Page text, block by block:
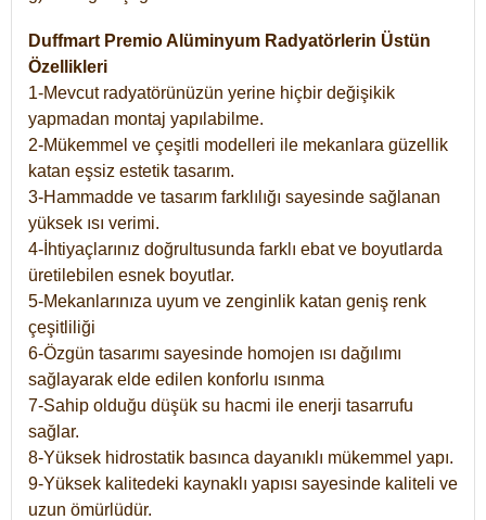
Duffmart Premio Alüminyum Radyatörlerin Üstün
Özellikleri
1-Mevcut radyatörünüzün yerine hiçbir değişikik
yapmadan montaj yapılabilme.
2-Mükemmel ve çeşitli modelleri ile mekanlara güzellik
katan eşsiz estetik tasarım.
3-Hammadde ve tasarım farklılığı sayesinde sağlanan
yüksek ısı verimi.
4-İhtiyaçlarınız doğrultusunda farklı ebat ve boyutlarda
üretilebilen esnek boyutlar.
5-Mekanlarınıza uyum ve zenginlik katan geniş renk
çeşitliliği
6-Özgün tasarımı sayesinde homojen ısı dağılımı
sağlayarak elde edilen konforlu ısınma
7-Sahip olduğu düşük su hacmi ile enerji tasarrufu
sağlar.
8-Yüksek hidrostatik basınca dayanıklı mükemmel yapı.
9-Yüksek kalitedeki kaynaklı yapısı sayesinde kaliteli ve
uzun ömürlüdür.